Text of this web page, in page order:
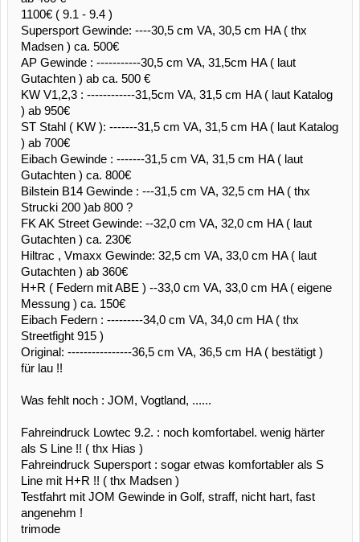
1100€ ( 9.1 - 9.4 )
Supersport Gewinde: ----30,5 cm VA, 30,5 cm HA ( thx
Madsen ) ca. 500€
AP Gewinde : -----------30,5 cm VA, 31,5cm HA ( laut
Gutachten ) ab ca. 500 €
KW V1,2,3 : ------------31,5cm VA, 31,5 cm HA ( laut Katalog
) ab 950€
ST Stahl ( KW ): -------31,5 cm VA, 31,5 cm HA ( laut Katalog
) ab 700€
Eibach Gewinde : -------31,5 cm VA, 31,5 cm HA ( laut
Gutachten ) ca. 800€
Bilstein B14 Gewinde : ---31,5 cm VA, 32,5 cm HA ( thx
Strucki 200 )ab 800 ?
FK AK Street Gewinde: --32,0 cm VA, 32,0 cm HA ( laut
Gutachten ) ca. 230€
Hiltrac , Vmaxx Gewinde: 32,5 cm VA, 33,0 cm HA ( laut
Gutachten ) ab 360€
H+R ( Federn mit ABE ) --33,0 cm VA, 33,0 cm HA ( eigene
Messung ) ca. 150€
Eibach Federn : ---------34,0 cm VA, 34,0 cm HA ( thx
Streetfight 915 )
Original: ----------------36,5 cm VA, 36,5 cm HA ( bestätigt )
für lau !!
Was fehlt noch : JOM, Vogtland, ......
Fahreindruck Lowtec 9.2. : noch komfortabel. wenig härter
als S Line !! ( thx Hias )
Fahreindruck Supersport : sogar etwas komfortabler als S
Line mit H+R !! ( thx Madsen )
Testfahrt mit JOM Gewinde in Golf, straff, nicht hart, fast
angenehm !
trimode